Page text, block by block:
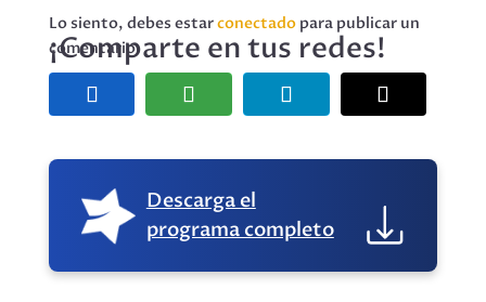
Lo siento, debes estarconectadopara publicar un
comentario.
¡Comparte en tus redes!
Descarga el
programa completo